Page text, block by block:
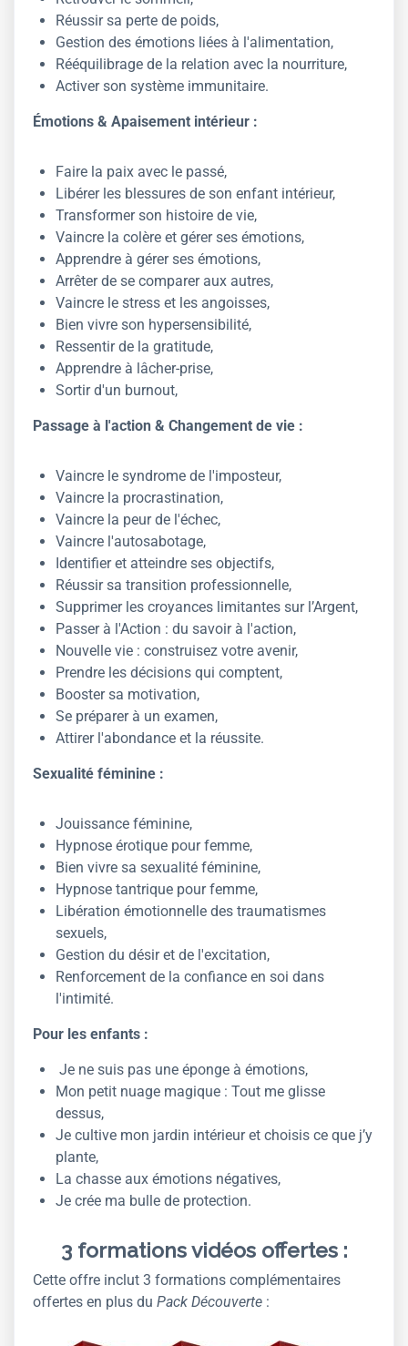
Réussir sa perte de poids,
Gestion des émotions liées à l'alimentation,
Rééquilibrage de la relation avec la nourriture,
Activer son système immunitaire.
Émotions & Apaisement intérieur :
Faire la paix avec le passé,
Libérer les blessures de son enfant intérieur,
Transformer son histoire de vie,
Vaincre la colère et gérer ses émotions,
Apprendre à gérer ses émotions,
Arrêter de se comparer aux autres,
Vaincre le stress et les angoisses,
Bien vivre son hypersensibilité,
Ressentir de la gratitude,
Apprendre à lâcher-prise,
Sortir d'un burnout,
Passage à l'action & Changement de vie :
Vaincre le syndrome de l'imposteur,
Vaincre la procrastination,
Vaincre la peur de l'échec,
Vaincre l'autosabotage,
Identifier et atteindre ses objectifs,
Réussir sa transition professionnelle,
Supprimer les croyances limitantes sur l’Argent,
Passer à l'Action : du savoir à l'action,
Nouvelle vie : construisez votre avenir,
Prendre les décisions qui comptent,
Booster sa motivation,
Se préparer à un examen,
Attirer l'abondance et la réussite.
Sexualité féminine :
Jouissance féminine,
Hypnose érotique pour femme,
Bien vivre sa sexualité féminine,
Hypnose tantrique pour femme,
Libération émotionnelle des traumatismes
sexuels,
Gestion du désir et de l'excitation,
Renforcement de la confiance en soi dans
l'intimité.
Pour les enfants :
Je ne suis pas une éponge à émotions,
Mon petit nuage magique : Tout me glisse
dessus,
Je cultive mon jardin intérieur et choisis ce que j’y
plante,
La chasse aux émotions négatives,
Je crée ma bulle de protection.
3 formations vidéos offertes :
Cette offre inclut 3 formations complémentaires
offertes en plus du Pack Découverte :